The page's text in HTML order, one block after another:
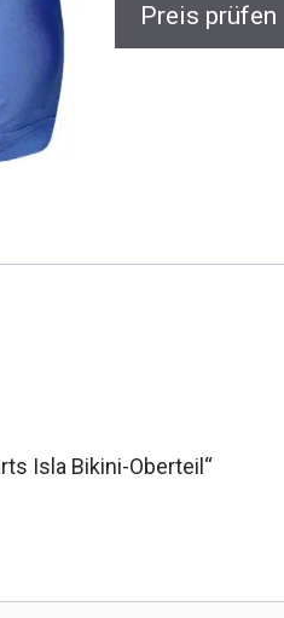
Preis prüfen
Isla Bikini-Oberteil“